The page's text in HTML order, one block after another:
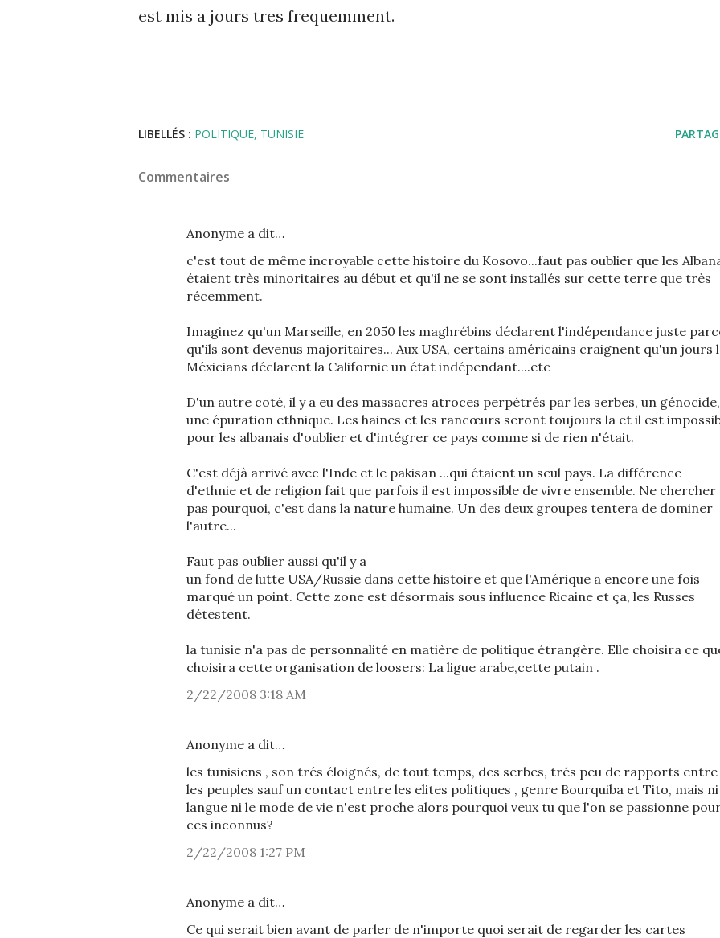
est mis a jours tres frequemment.
LIBELLÉS : POLITIQUE TUNISIE
Commentaires
Anonyme a dit…
c'est tout de même incroyable cette histoire du Kosovo...faut pas oublier que les
étaient très minoritaires au début et qu'il ne se sont installés sur cette terre que très
récemment.
Imaginez qu'un Marseille, en 2050 les maghrébins déclarent l'indépendance juste
qu'ils sont devenus majoritaires... Aux USA, certains américains craignent qu'un jours
Méxicians déclarent la Californie un état indépendant....etc
D'un autre coté, il y a eu des massacres atroces perpétrés par les serbes, un génocide,
une épuration ethnique. Les haines et les rancœurs seront toujours la et il est
pour les albanais d'oublier et d'intégrer ce pays comme si de rien n'était.
C'est déjà arrivé avec l'Inde et le pakisan ...qui étaient un seul pays. La différence
d'ethnie et de religion fait que parfois il est impossible de vivre ensemble. Ne chercher
pas pourquoi, c'est dans la nature humaine. Un des deux groupes tentera de dominer
l'autre...
Faut pas oublier aussi qu'il y a
un fond de lutte USA/Russie dans cette histoire et que l'Amérique a encore une fois
marqué un point. Cette zone est désormais sous influence Ricaine et ça, les Russes
détestent.
la tunisie n'a pas de personnalité en matière de politique étrangère. Elle choisira ce
choisira cette organisation de loosers: La ligue arabe,cette putain .
2/22/2008 3:18 AM
Anonyme a dit…
les tunisiens , son trés éloignés, de tout temps, des serbes, trés peu de rapports entre
les peuples sauf un contact entre les elites politiques , genre Bourquiba et Tito, mais
langue ni le mode de vie n'est proche alors pourquoi veux tu que l'on se passionne
ces inconnus?
2/22/2008 1:27 PM
Anonyme a dit…
Ce qui serait bien avant de parler de n'importe quoi serait de regarder les cartes